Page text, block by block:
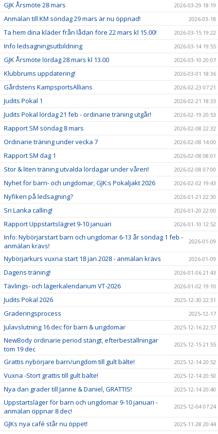
GJK Årsmöte 28 mars 2026-03-29 18:19
Anmälan till KM söndag 29 mars är nu öppnad! 2026-03-18
Ta hem dina kläder från lådan före 22 mars kl 15.00! 2026-03-15 19:22
Info ledsagningsutbildning 2026-03-14 19:55
GJK Årsmöte lördag 28 mars kl 13.00 2026-03-10 20:07
Klubbrums uppdatering! 2026-03-01 18:36
Gårdstens KampsportsAllians 2026-02-23 07:21
Judits Pokal 1 2026-02-21 18:33
Judits Pokal lördag 21 feb - ordinarie träning utgår! 2026-02-19 20:53
Rapport SM söndag 8 mars 2026-02-08 22:32
Ordinarie träning under vecka 7 2026-02-08 14:00
Rapport SM dag 1 2026-02-08 08:01
Stor & liten träning utvalda lördagar under våren! 2026-02-08 07:00
Nyhet för barn- och ungdomar, GJK:s Pokaljakt 2026 2026-02-02 19:43
Nyfiken på ledsagning? 2026-01-21 22:30
Sri Lanka calling! 2026-01-20 22:00
Rapport Uppstartslägret 9-10 januari 2026-01-10 12:52
Info: Nybörjarstart barn och ungdomar 6-13 år söndag 1 feb -
anmälan krävs!
2026-01-09
Nybörjarkurs vuxna start 18 jan 2028 - anmälan krävs 2026-01-09
Dagens träning! 2026-01-06 21:43
Tävlings- och lägerkalendarium VT-2026 2026-01-02 19:10
Judits Pokal 2026 2025-12-30 22:31
Graderingsprocess 2025-12-17
Julavslutning 16 dec för barn & ungdomar 2025-12-16 22:57
NewBody ordinarie period stängt, efterbeställningar
tom 19 dec
2025-12-15 21:55
Grattis nybörjare barn/ungdom till gult bälte! 2025-12-14 20:52
Vuxna -Stort grattis till gult bälte! 2025-12-14 20:50
Nya dan grader till Janne & Daniel, GRATTIS! 2025-12-14 20:40
Uppstartsläger för barn och ungdomar 9-10 januari -
anmälan öppnar 8 dec!
2025-12-04 07:24
GJKs nya café står nu öppet! 2025-11-28 20:44